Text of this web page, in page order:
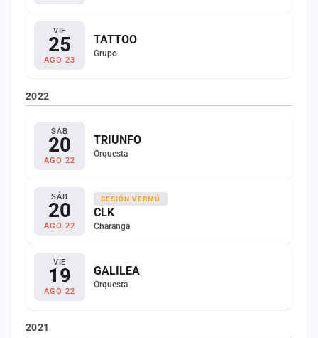
VIE
25
AGO 23
TATTOO
Grupo
2022
SÁB
20
AGO 22
TRIUNFO
Orquesta
SÁB
20
AGO 22
SESIÓN VERMÚ
CLK
Charanga
VIE
19
AGO 22
GALILEA
Orquesta
2021